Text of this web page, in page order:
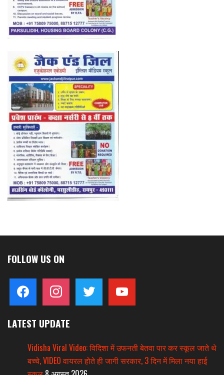
FOLLOW US ON
facebook instagram twitter youtube
LATEST UPDATE
Vidisha Viral Video: विदिशा में उफनती बेतवा पार कर स्कूल जाते थे
बच्चे, VIDEO वायरल होते ही जागी सरकार, 3 दिन में मिला नया हाई